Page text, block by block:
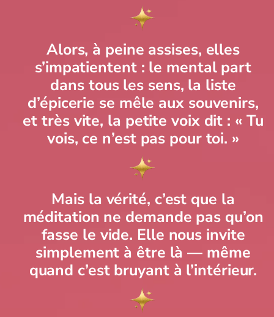
Alors, à peine assises, elles
s’impatientent : le mental part
dans tous les sens, la liste
d’épicerie se mêle aux souvenirs,
et très vite, la petite voix dit : « Tu
vois, ce n’est pas pour toi. »
Mais la vérité, c’est que la
méditation ne demande pas qu’on
fasse le vide. Elle nous invite
simplement à être là — même
quand c’est bruyant à l’intérieur.